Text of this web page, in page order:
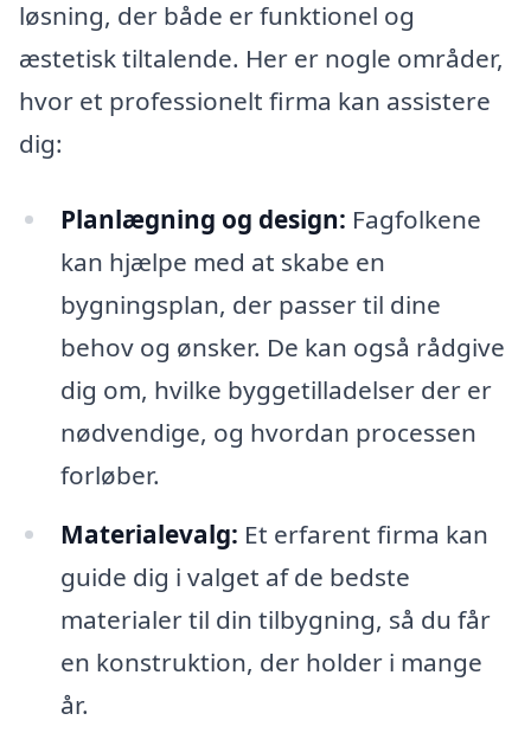
løsning, der både er funktionel og
æstetisk tiltalende. Her er nogle områder,
hvor et professionelt firma kan assistere
dig:
Planlægning og design: Fagfolkene
kan hjælpe med at skabe en
bygningsplan, der passer til dine
behov og ønsker. De kan også rådgive
dig om, hvilke byggetilladelser der er
nødvendige, og hvordan processen
forløber.
Materialevalg: Et erfarent firma kan
guide dig i valget af de bedste
materialer til din tilbygning, så du får
en konstruktion, der holder i mange
år.